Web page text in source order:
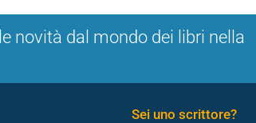
novità dal mondo dei libri nella
Sei uno scrittore?